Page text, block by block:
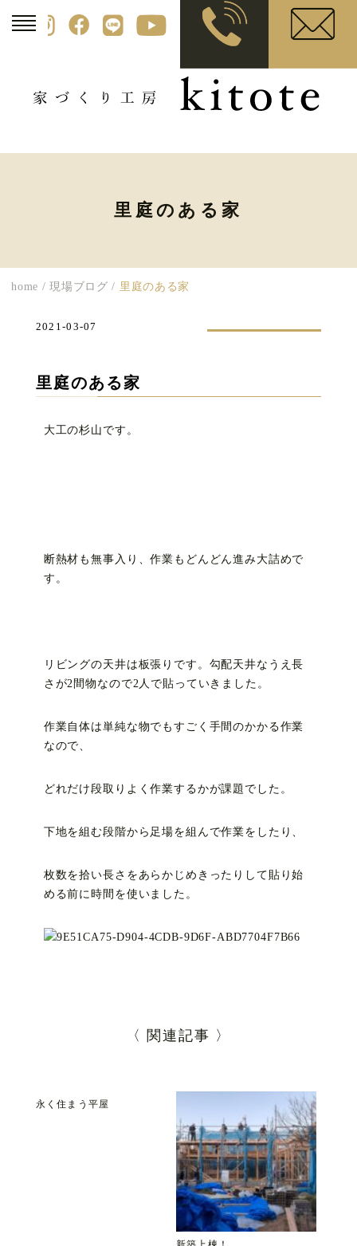
里庭のある家
home /現場ブログ / 里庭のある家
里庭のある家
2021-03-07
大工の杉山です。
断熱材も無事入り、作業もどんどん進み大詰めで
す。
リビングの天井は板張りです。勾配天井なうえ長
さが2間物なので2人で貼っていきました。
作業自体は単純な物でもすごく手間のかかる作業
なので、
どれだけ段取りよく作業するかが課題でした。
下地を組む段階から足場を組んで作業をしたり、
枚数を拾い長さをあらかじめきったりして貼り始
める前に時間を使いました。
〈 関連記事 〉
永く住まう平屋